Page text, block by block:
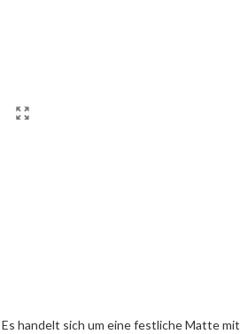
Es handelt sich um eine festliche Matte